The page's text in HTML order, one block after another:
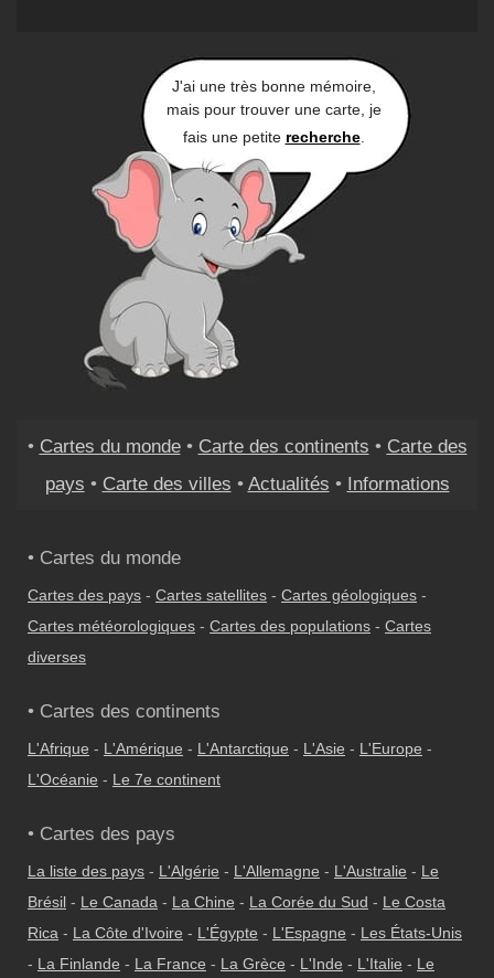
J'ai une très bonne mémoire,
mais pour trouver une carte, je
fais une petite recherche.
• Cartes du monde• Carte des continents • Carte des
pays • Carte des villes • Actualités • Informations
• Cartes du monde
Cartes des pays - Cartes satellites - Cartes géologiques -
Cartes météorologiques - Cartes des populations - Cartes
diverses
• Cartes des continents
L'Afrique - L'Amérique - L'Antarctique - L'Asie - L'Europe -
L'Océanie - Le 7e continent
• Cartes des pays
La liste des pays - L'Algérie - L'Allemagne - L'Australie - Le
Brésil - Le Canada - La Chine - La Corée du Sud - Le Costa
Rica - La Côte d'Ivoire - L'Égypte - L'Espagne - Les États-Unis
- La Finlande - La France - La Grèce - L'Inde - L'Italie - Le